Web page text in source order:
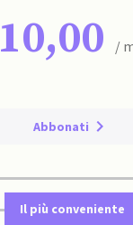
10,00 /
Abbonati
Il più conveniente